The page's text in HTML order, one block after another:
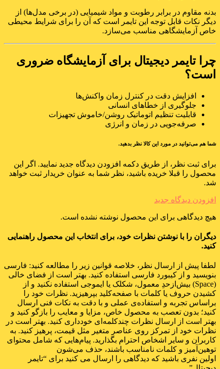
بدنه مقاوم در برابر رطوبت و مواد شیمیایی (در برخی مدل‌ها) از
دیگر نکات قابل توجه این تایمر است که آن را برای شرایط محیطی
خاص آزمایشگاهی مناسب می‌سازد.
چرا تایمر دیجیتال برای آزمایشگاه ضروری
است؟
افزایش دقت در کنترل زمان واکنش‌ها
جلوگیری از خطاهای انسانی
قابلیت تنظیم اتوماتیک روشن/خاموش تجهیزات
صرفه‌جویی در زمان و انرژی
شما هم می‌توانید در مورد این کالا نظر بدهید.
برای ثبت نظر، از طریق دکمه افزودن دیدگاه جدید نمایید. اگر این
محصول را قبلا خریده باشید، نظر شما به عنوان خریدار ثبت خواهد
شد.
افزودن دیدگاه جدید
هیچ دیدگاهی برای این محصول نوشته نشده است.
دیگران را با نوشتن نظرات خود، برای انتخاب این محصول راهنمایی
کنید.
لطفا پیش از ارسال نظر، خلاصه قوانین زیر را مطالعه کنید: فارسی
بنویسید و از کیبورد فارسی استفاده کنید. بهتر است از فضای خالی
(Space) بیش‌از‌حدِ معمول، شکلک یا ایموجی استفاده نکنید و از
کشیدن حروف یا کلمات با صفحه‌کلید بپرهیزید. نظرات خود را
براساس تجربه و استفاده‌ی عملی و با دقت به نکات فنی ارسال
کنید؛ بدون تعصب به محصول خاص، مزایا و معایب را بازگو کنید و
بهتر است از ارسال نظرات چندکلمه‌‌ای خودداری کنید. بهتر است در
نظرات خود از تمرکز روی عناصر متغیر مثل قیمت، پرهیز کنید. به
کاربران و سایر اشخاص احترام بگذارید. پیام‌هایی که شامل محتوای
توهین‌آمیز و کلمات نامناسب باشند، حذف می‌شون
اولین نفری باشید که دیدگاهی را ارسال می کنید برای “تایمر